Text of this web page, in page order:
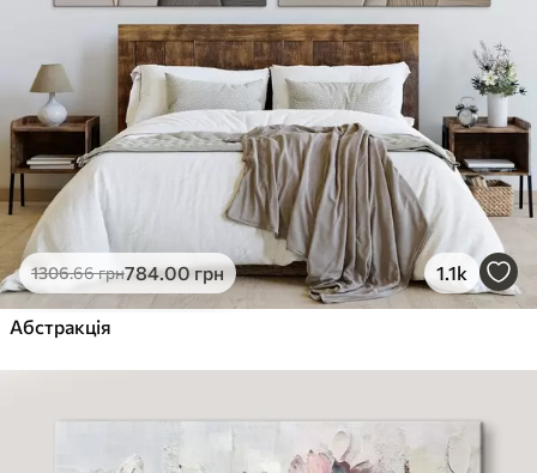
1306.66грн784.00грн 1.1k
Абстракція